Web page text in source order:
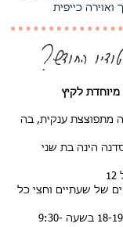
ואוירה כייפית
החודש?
לקיץ
הינה בת שני
של שעתיים וחצי כל
בתאריכים ראשון ושני 18-19/7 בשעה 9:30-